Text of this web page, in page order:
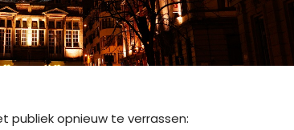
publiek opnieuw te verrassen: